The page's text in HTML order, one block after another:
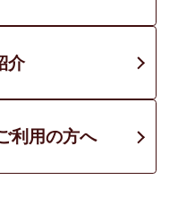
介
利用の方へ